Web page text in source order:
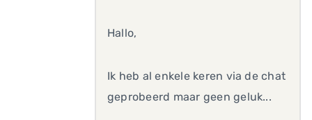
Hallo,
Ik heb al enkele keren via de chat
geprobeerd maar geen geluk...